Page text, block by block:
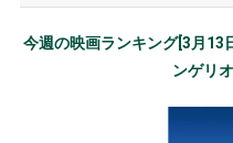
今週の映画ランキング[3月13
ンゲリ